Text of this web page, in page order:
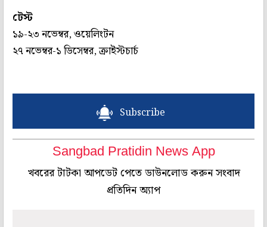
টেস্ট
১৯-২৩ নভেম্বর, ওয়েলিংটন
২৭ নভেম্বর-১ ডিসেম্বর, ক্রাইস্টচার্চ
Subscribe
Sangbad Pratidin News App
খবরের টাটকা আপডেট পেতে ডাউনলোড করুন সংবাদ
প্রতিদিন অ্যাপ